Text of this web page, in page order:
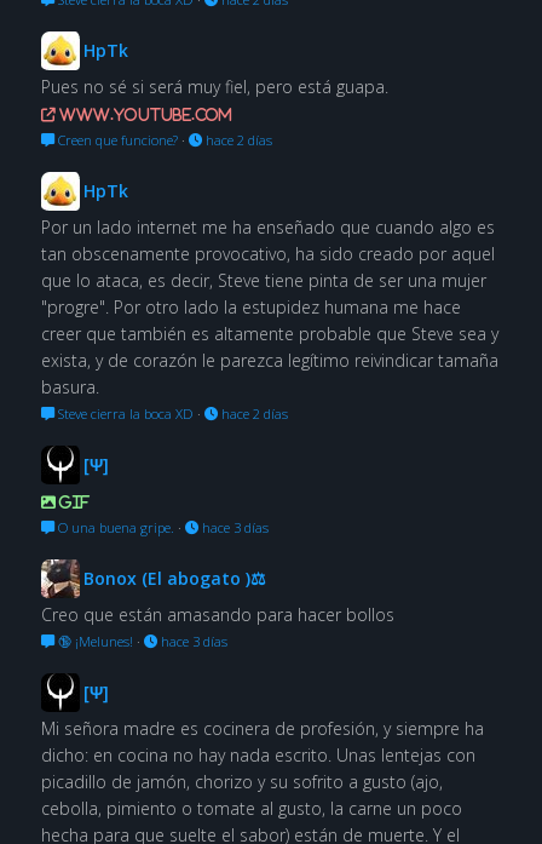
HpTk
Pues no sé si será muy fiel, pero está guapa.
www.youtube.com
Creen que funcione?· hace 2 días
HpTk
Por un lado internet me ha enseñado que cuando algo es
tan obscenamente provocativo, ha sido creado por aquel
que lo ataca, es decir, Steve tiene pinta de ser una mujer
"progre". Por otro lado la estupidez humana me hace
creer que también es altamente probable que Steve sea y
exista, y de corazón le parezca legítimo reivindicar tamaña
basura.
Steve cierra la boca XD · hace 2 días
[Ψ]
GIF
O una buena gripe. · hace 3 días
Bonox (El abogato )⚖
Creo que están amasando para hacer bollos
🔞 ¡Melunes! · hace 3 días
[Ψ]
Mi señora madre es cocinera de profesión, y siempre ha
dicho: en cocina no hay nada escrito. Unas lentejas con
picadillo de jamón, chorizo y su sofrito a gusto (ajo,
cebolla, pimiento o tomate al gusto, la carne un poco
hecha para que suelte el sabor) están de muerte. Y el